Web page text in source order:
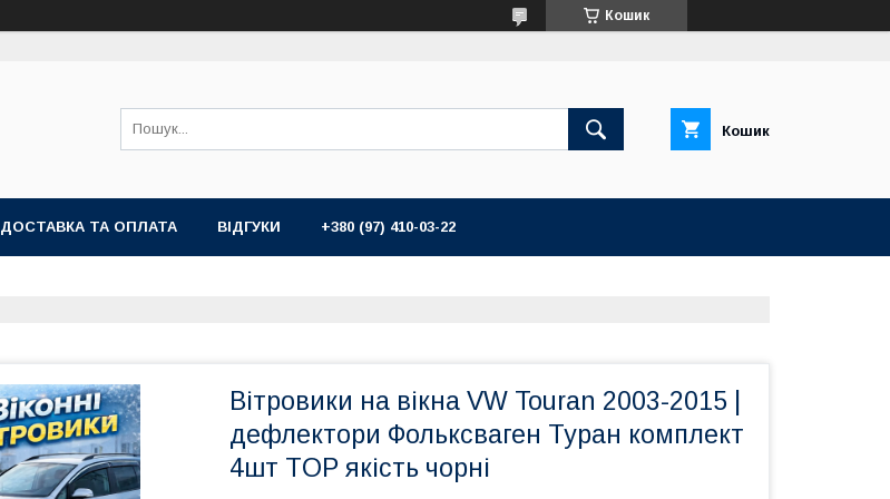
Кошик
Кошик
ДОСТАВКА ТА ОПЛАТА ВІДГУКИ +380 (97) 410-03-22
Вітровики на вікна VW Touran 2003-2015 |
дефлектори Фольксваген Туран комплект
4шт TOP якість чорні